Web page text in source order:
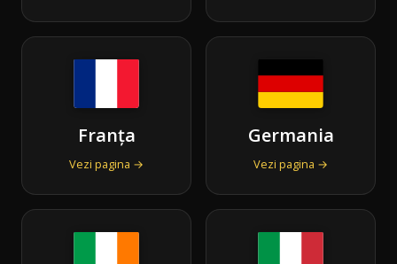
Franța
Vezi pagina →
Germania
Vezi pagina →